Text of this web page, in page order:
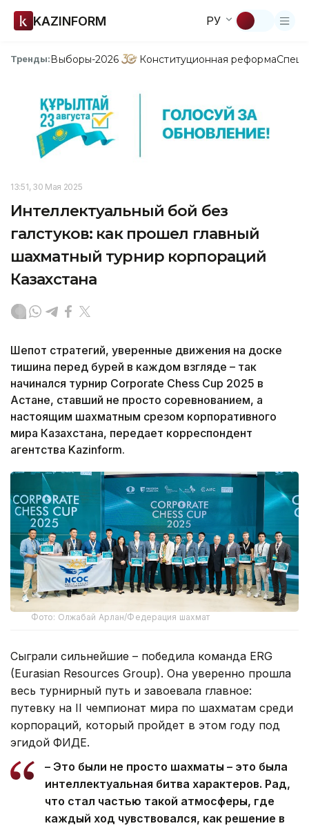
KAZINFORM РУ
Тренды:Выборы-2026 Конституционная реформа
13:51, 30 Мая 2025
Интеллектуальный бой без
галстуков: как прошел главный
шахматный турнир корпораций
Казахстана
Шепот стратегий, уверенные движения на доске
тишина перед бурей в каждом взгляде – так
начинался турнир Corporate Chess Cup 2025 в
Астане, ставший не просто соревнованием, а
настоящим шахматным срезом корпоративного
мира Казахстана, передает корреспондент
агентства Kazinform.
Фото: Олжабай Арлан/Федерация шахмат
Сыграли сильнейшие – победила команда ERG
(Eurasian Resources Group). Она уверенно прошла
весь турнирный путь и завоевала главное:
путевку на II чемпионат мира по шахматам среди
корпораций, который пройдет в этом году под
эгидой ФИДЕ.
– Это были не просто шахматы – это была
интеллектуальная битва характеров. Рад,
что стал частью такой атмосферы, где
каждый ход чувствовался, как решение в